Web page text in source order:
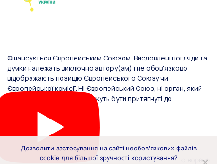
Фінансується Європейським Союзом. Висловлені погляди та
думки належать виключно автору(ам) і не обов'язково
відображають позицію Європейського Союзу чи
Європейської комісії. Ні Європейський Союз, ні орган, який
надав фінансування, не можуть бути притягнуті до
Дозволити застосування на сайті необов'язкових файлів
cookie для більшої зручності користування?